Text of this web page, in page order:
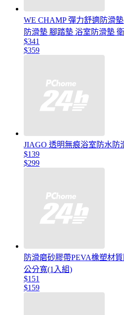
WE CHAMP 彈力舒適防滑
防滑墊 腳踏墊 浴室防滑墊
$341
$359
JIAGO 透明無痕浴室防水防
$139
$299
防滑磨砂膠帶PEVA橡塑材
公分寬(1入組)
$151
$159